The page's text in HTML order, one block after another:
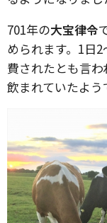
701年の大宝律令
められます。1日
費されたとも言
飲まれていたよう